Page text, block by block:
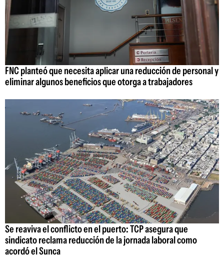
FNC planteó que necesita aplicar una reducción de personal y
eliminar algunos beneficios que otorga a trabajadores
Se reaviva el conflicto en el puerto: TCP asegura que
sindicato reclama reducción de la jornada laboral como
acordó el Sunca